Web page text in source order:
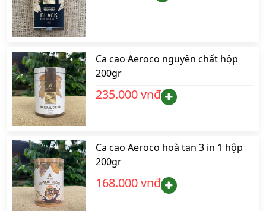
Ca cao Aeroco nguyên chất hộp
200gr
235.000 vnđ
Ca cao Aeroco hoà tan 3 in 1 hộp
200gr
168.000 vnđ